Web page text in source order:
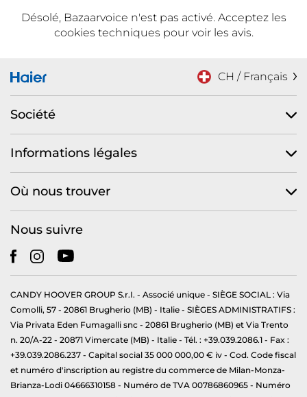
Désolé, Bazaarvoice n'est pas activé. Acceptez les
cookies techniques pour voir les avis.
CH / Français
Société
Informations légales
Où nous trouver
Nous suivre
CANDY HOOVER GROUP S.r.I. - Associé unique - SIÈGE SOCIAL : Via
Comolli, 57 - 20861 Brugherio (MB) - Italie - SIÈGES ADMINISTRATIFS :
Via Privata Eden Fumagalli snc - 20861 Brugherio (MB) et Via Trento
n. 20/A-22 - 20871 Vimercate (MB) - Italie - Tél. : +39.039.2086.1 - Fax :
+39.039.2086.237 - Capital social 35 000 000,00 € iv - Cod. Code fiscal
et numéro d'inscription au registre du commerce de Milan-Monza-
Brianza-Lodi 04666310158 - Numéro de TVA 00786860965 - Numéro